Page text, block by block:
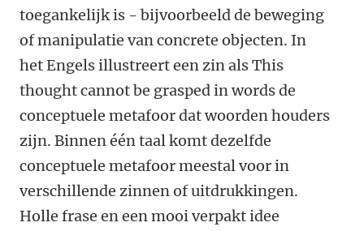
toegankelijk is - bijvoorbeeld de beweging
of manipulatie van concrete objecten. In
het Engels illustreert een zin als This
thought cannot be grasped in words de
conceptuele metafoor dat woorden houders
zijn. Binnen één taal komt dezelfde
conceptuele metafoor meestal voor in
verschillende zinnen of uitdrukkingen.
Holle frase en een mooi verpakt idee